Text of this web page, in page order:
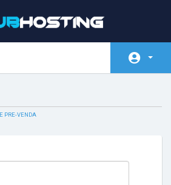
FAQ
PRE-VENDA